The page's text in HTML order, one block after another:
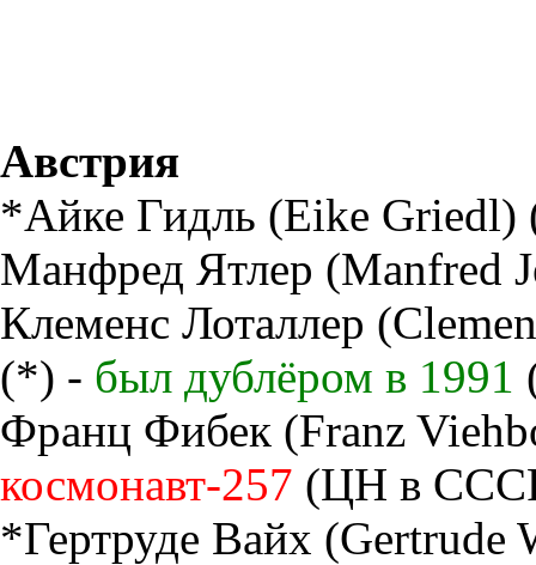
Австрия
*Айке Гидль (Eike Griedl)
Манфред Ятлер (Manfred
Клеменс Лоталлер
(*) - был дублёром в 1991
Франц Фибек (Franz
космонавт-257 (ЦН в
*Гертруде Вайх (Gertrude